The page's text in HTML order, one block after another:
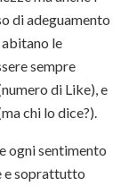
di adeguamento
le
sempre
di Like), e
chi lo dice?).
ogni sentimento
e soprattutto